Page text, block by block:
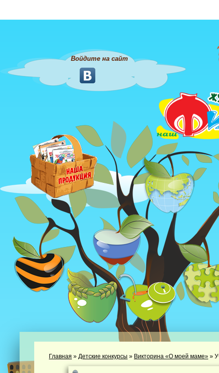
Войдите на сайт
Главная » Детские конкурсы » Викторина «О моей маме» »